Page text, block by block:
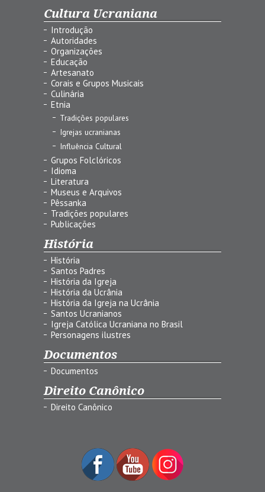
Cultura Ucraniana
Introdução
Autoridades
Organizações
Educação
Artesanato
Corais e Grupos Musicais
Culinária
Etnia
Tradições populares
Igrejas ucranianas
Influência Cultural
Grupos Folclóricos
Idioma
Literatura
Museus e Arquivos
Pêssanka
Tradições populares
Publicações
História
História
Santos Padres
História da Igreja
História da Ucrânia
História da Igreja na Ucrânia
Santos Ucranianos
Igreja Católica Ucraniana no Brasil
Personagens ilustres
Documentos
Documentos
Direito Canônico
Direito Canônico